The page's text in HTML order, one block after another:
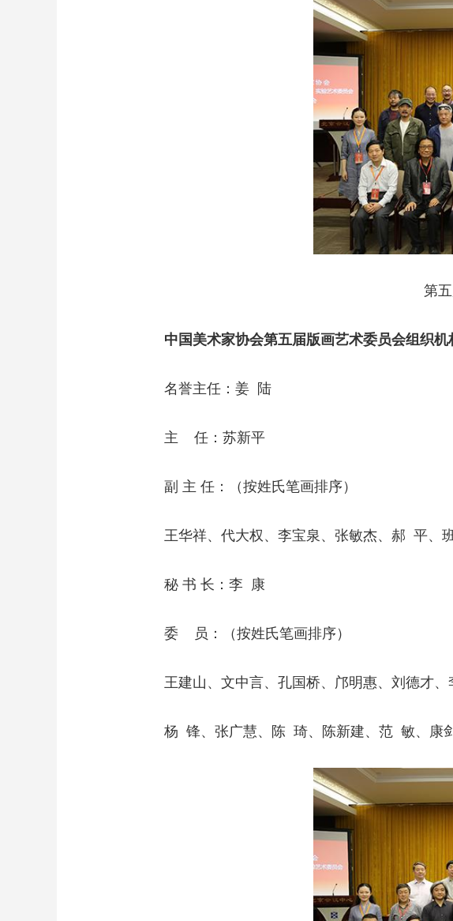
第
中国美术家协会第五届版画艺术委员会组织机
名誉主任：姜 陆
主 任：苏新平
副 主 任：（按姓氏笔画排序）
王华祥、代大权、李宝泉、张敏杰、郝 平、
秘 书 长：李 康
委 员：（按姓氏笔画排序）
王建山、文中言、孔国桥、邝明惠、刘德才
杨 锋、张广慧、陈 琦、陈新建、范 敏、康